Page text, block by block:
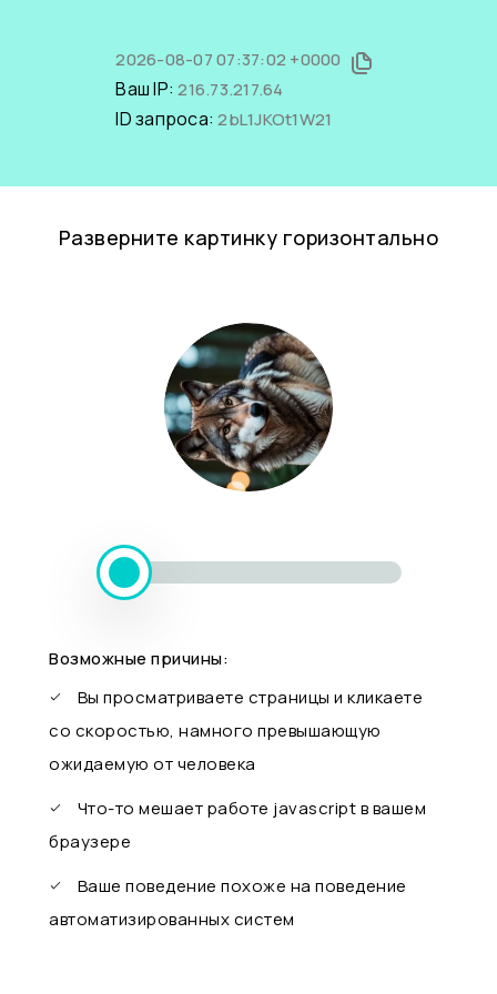
2026-08-07 07:37:02 +0000
Ваш IP:216.73.217.64
ID запроса:2bL1JKOt1W21
Разверните картинку горизонтально
Возможные причины:
Вы просматриваете страницы и кликаете
со скоростью, намного превышающую
ожидаемую от человека
Что-то мешает работе javascript в вашем
браузере
Ваше поведение похоже на поведение
автоматизированных систем